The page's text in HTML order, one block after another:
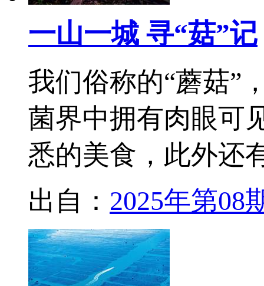
一山一城 寻“菇”记
我们俗称的“蘑菇”
菌界中拥有肉眼可
悉的美食，此外还
出自： 2025年第08